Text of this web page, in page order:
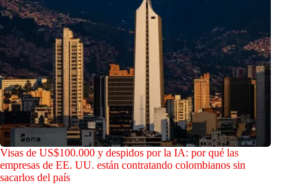
Visas de US$100.000 y despidos por la IA: por qué las
empresas de EE. UU. están contratando colombianos sin
sacarlos del país